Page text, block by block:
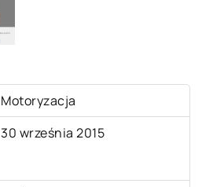
Motoryzacja
30 września 2015